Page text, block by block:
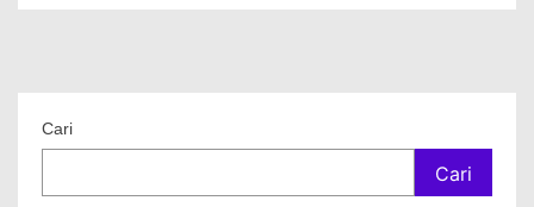
Cari
Cari